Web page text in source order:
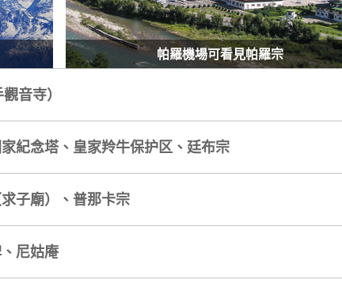
帕羅機場可看見帕羅宗
音寺）
紀念塔、皇家羚牛保护区、廷布宗
子廟）、普那卡宗
尼姑庵